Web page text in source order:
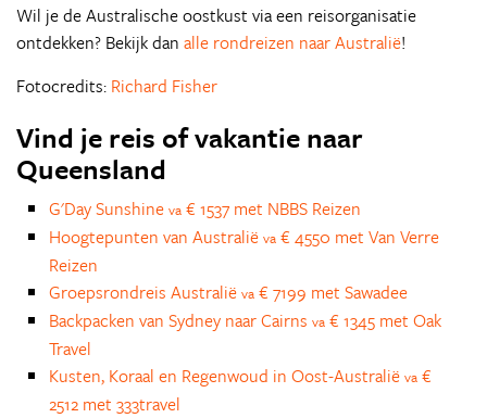
Wil je de Australische oostkust via een reisorganisatie
ontdekken? Bekijk dan alle rondreizen naar Australië!
Fotocredits: Richard Fisher
Vind je reis of vakantie naar
Queensland
G'Day Sunshine va € 1537 met NBBS Reizen
Hoogtepunten van Australië va € 4550 met Van Verre
Reizen
Groepsrondreis Australië va € 7199 met Sawadee
Backpacken van Sydney naar Cairns va € 1345 met Oak
Travel
Kusten, Koraal en Regenwoud in Oost-Australië va €
2512 met 333travel